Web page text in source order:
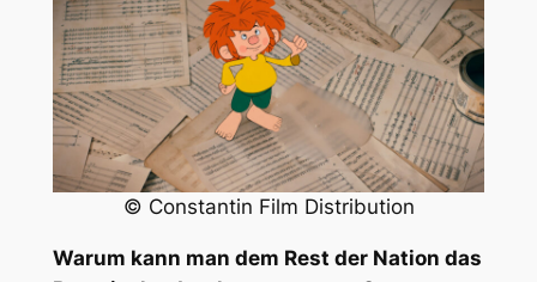
© Constantin Film Distribution
Warum kann man dem Rest der Nation das